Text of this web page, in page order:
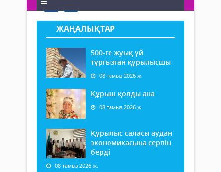
ЖАҢАЛЫҚТАР
500-ге жуық үй
тұрғызған құрылысшы
08 тамыз 2026 ж.
Құрыш қолды ана
08 тамыз 2026 ж.
Құрылыс саласы аудан
экономикасына серпін
берді
08 тамыз 2026 ж.